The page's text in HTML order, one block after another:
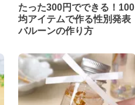
たった300円でできる！100
均アイテムで作る性別発表
バルーンの作り方